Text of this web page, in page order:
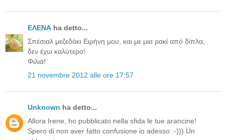
ΕΛΕΝΑ ha detto...
Σπέσιαλ μεζεδάκι Ειρήνη μου, και με μια ρακί από δίπλα,
δεν έχω καλύτερο!
Φιλιά!
21 novembre 2012 alle ore 17:57
Unknown ha detto...
Allora Irene, ho pubblicato nella sfida le tue arancine!
Spero di non aver fatto confusione io adesso :-))) Un